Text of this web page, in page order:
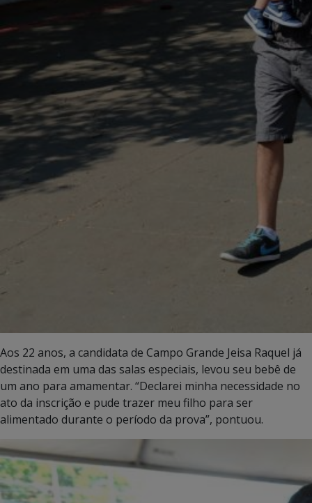
Aos 22 anos, a candidata de Campo Grande Jeisa Raquel já
destinada em uma das salas especiais, levou seu bebê de
um ano para amamentar. “Declarei minha necessidade no
ato da inscrição e pude trazer meu filho para ser
alimentado durante o período da prova”, pontuou.